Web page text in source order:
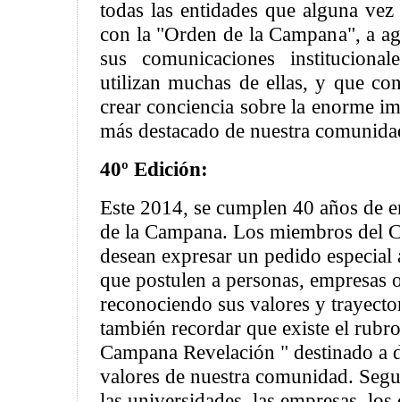
todas las entidades que alguna
con la "Orden de la Campana", a
sus comunicaciones
utilizan muchas de ellas, y que
crear conciencia sobre la enorme
más destacado de nuestra
40º Edición:
Este 2014, se cumplen 40 años de
de la Campana. Los miembros del
desean expresar un pedido
que postulen a personas, empresas
reconociendo sus valores y
también recordar que existe el
Campana Revelación " destinado a
valores de nuestra comunidad.